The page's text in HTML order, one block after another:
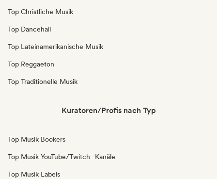
Top Christliche Musik
Top Dancehall
Top Lateinamerikanische Musik
Top Reggaeton
Top Traditionelle Musik
Kuratoren/Profis nach Typ
Top Musik Bookers
Top Musik YouTube/Twitch -Kanäle
Top Musik Labels